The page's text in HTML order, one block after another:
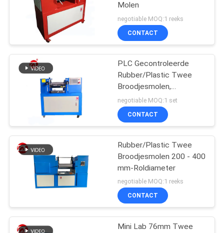
Molen
negotiable MOQ:1 reeks
CONTACT
PLC Gecontroleerde
Rubber/Plastic Twee
Broodjesmolen,
Laboratorium het
Mengen zich Molen
negotiable MOQ:1 set
CONTACT
Rubber/Plastic Twee
Broodjesmolen 200 - 400
mm-Roldiameter
negotiable MOQ:1 reeks
CONTACT
Mini Lab 76mm Twee